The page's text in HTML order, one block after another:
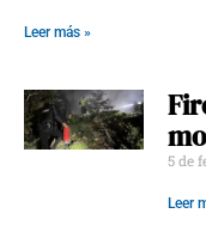
Leer más »
5 de
Leer